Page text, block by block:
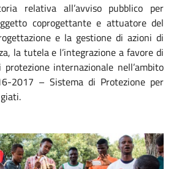
relativa all’avviso pubblico per
coprogettante e attuatore del
e la gestione di azioni di
la tutela e l’integrazione a favore di
internazionale nell’ambito
2017 – Sistema di Protezione per